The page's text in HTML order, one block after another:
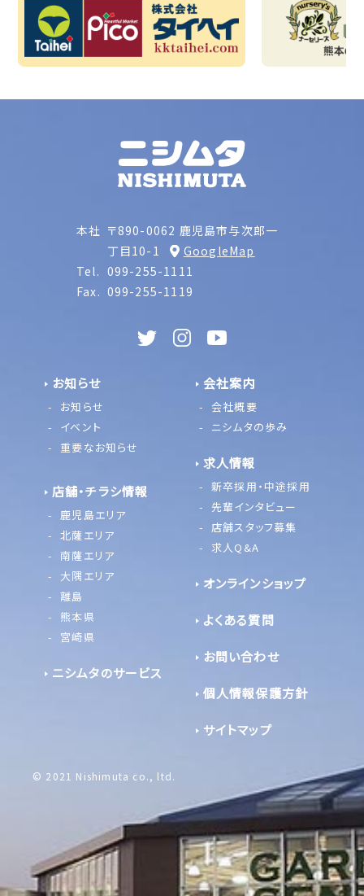
本社 〒890-0062 鹿児島市与次郎一
丁目10-1
GoogleMap
Tel. 099-255-1111
Fax. 099-255-1119
お知らせ
お知らせ
イベント
重要なお知らせ
店舗・チラシ情報
鹿児島エリア
北薩エリア
南薩エリア
大隅エリア
離島
熊本県
宮崎県
ニシムタのサービス
会社案内
会社概要
ニシムタの歩み
求人情報
新卒採用・中途採用
先輩インタビュー
店舗スタッフ募集
求人Q&A
オンラインショップ
よくある質問
お問い合わせ
個人情報保護方針
サイトマップ
© 2021 Nishimuta co., ltd.